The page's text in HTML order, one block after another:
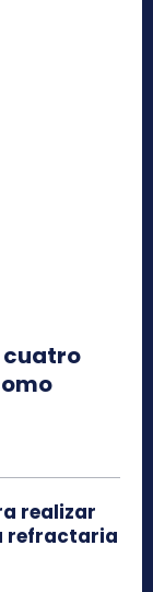
cuatro
realizar
refractaria